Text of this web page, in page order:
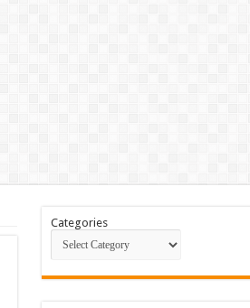
Categories